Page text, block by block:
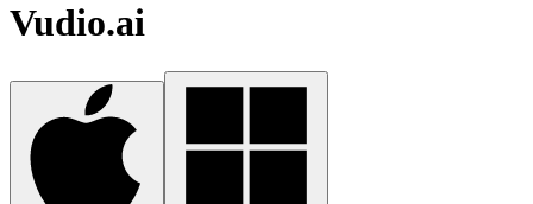
Vudio.ai